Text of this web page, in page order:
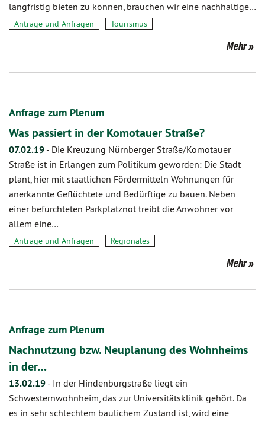
langfristig bieten zu können, brauchen wir eine nachhaltige…
Anträge und Anfragen Tourismus
Mehr
Anfrage zum Plenum
Was passiert in der Komotauer Straße?
07.02.19 - Die Kreuzung Nürnberger Straße/Komotauer
Straße ist in Erlangen zum Politikum geworden: Die Stadt
plant, hier mit staatlichen Fördermitteln Wohnungen für
anerkannte Geflüchtete und Bedürftige zu bauen. Neben
einer befürchteten Parkplatznot treibt die Anwohner vor
allem eine…
Anträge und Anfragen Regionales
Mehr
Anfrage zum Plenum
Nachnutzung bzw. Neuplanung des Wohnheims
in der…
13.02.19 - In der Hindenburgstraße liegt ein
Schwesternwohnheim, das zur Universitätsklinik gehört. Da
es in sehr schlechtem baulichem Zustand ist, wird eine